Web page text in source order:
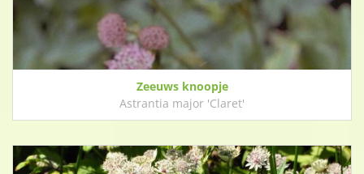
Zeeuws knoopje
Astrantia major 'Claret'